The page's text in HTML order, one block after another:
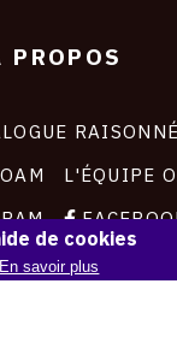
PROPOS
L'ÉQUIPE
CGU
CGV
de cookies
En savoir plus